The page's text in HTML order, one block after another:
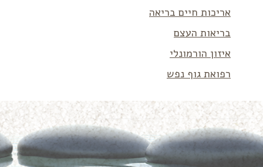
אריכות חיים בריאה
בריאות העצם
איזון הורמונלי
רפואת גוף נפש